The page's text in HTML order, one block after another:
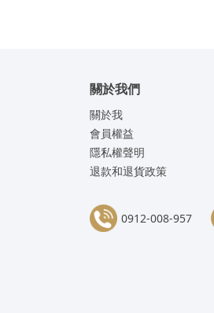
關於我們
關於我
會員權益
隱私權聲明
退款和退貨政策
0912-008-957